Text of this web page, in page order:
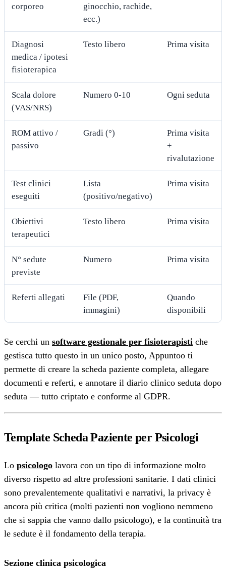
corporeo
ginocchio, rachide,
ecc.)
Diagnosi
medica / ipotesi
fisioterapica
Testo libero Prima visita
Scala dolore
(VAS/NRS)
Numero 0-10 Ogni seduta
ROM attivo /
passivo
Gradi (°)
Prima visita
+
rivalutazione
Test clinici
eseguiti
Lista
(positivo/negativo)
Prima visita
Obiettivi
terapeutici
Testo libero Prima visita
N° sedute
previste
Numero Prima visita
Referti allegati
File (PDF,
immagini)
Quando
disponibili
Se cerchi un software gestionale per fisioterapisti che
gestisca tutto questo in un unico posto, Appuntoo ti
permette di creare la scheda paziente completa, allegare
documenti e referti, e annotare il diario clinico seduta dopo
seduta — tutto criptato e conforme al GDPR.
Template Scheda Paziente per Psicologi
Lo psicologo lavora con un tipo di informazione molto
diverso rispetto ad altre professioni sanitarie. I dati clinici
sono prevalentemente qualitativi e narrativi, la privacy è
ancora più critica (molti pazienti non vogliono nemmeno
che si sappia che vanno dallo psicologo), e la continuità tra
le sedute è il fondamento della terapia.
Sezione clinica psicologica